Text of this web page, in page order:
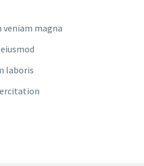
magna
laboris